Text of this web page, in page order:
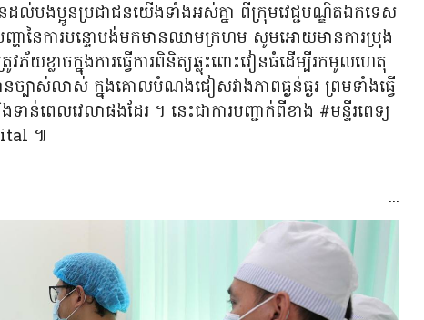
បងប្អូនប្រជាជនយើងទាំងអស់គ្នា ពីក្រុមវេជ្ជបណ្ឌិតឯកទេស
ញ្ហានៃការបន្ទោបង់មកមានឈាមក្រហម សូមអោយមានការប្រុង
យខ្លាចក្នុងការធ្វើការពិនិត្យឆ្លុះពោះវៀនធំដើម្បីរកមូលហេតុ
បាស់លាស់ ក្នុងគោលបំណងជៀសវាងភាពធ្ងន់ធ្ងរ ព្រមទាំងធ្វើ
ន់ពេលវេលាផងដែរ ។ នេះជាការបញ្ជាក់ពីខាង #មន្ទីរពេទ្យ
៕
...